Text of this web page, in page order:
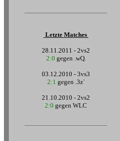
Letzte Matches
28.11.2011 - 2vs2
2:0 gegen .wQ.
03.12.2010 - 3vs3
2:1 gegen .3z`
21.10.2010 - 2vs2
2:0 gegen WLC